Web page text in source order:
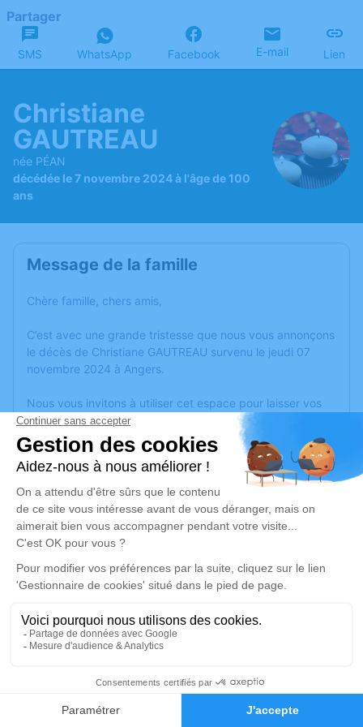
Faire-part Hommages
Partager
SMS WhatsApp Facebook E-mail Lien
Christiane
GAUTREAU
née PÉAN
décédée le 7 novembre 2024 à l'âge de 100
ans
Message de la famille
Chère famille, chers amis,
C’est avec une grande tristesse que nous vous annonçons
le décès de Christiane GAUTREAU survenu le jeudi 07
novembre 2024 à Angers.
Nous vous invitons à utiliser cet espace pour laisser vos
condoléances, partager des photos souvenirs, une
anecdote ou exprimer vos pensées à travers des poèmes
ou des textes. Cet endroit est un lieu d'expression dédié à
honorer la mémoire de Christiane GAUTREAU.
Un service de plantation d’arbre hommage est disponible
ici.
Je rends hommage
Cérémonie religieuse
jeudi 14 novembre 2024 à 10h30
Église Saint Symphorien de Bouchemaine
49080 Bouchemaine